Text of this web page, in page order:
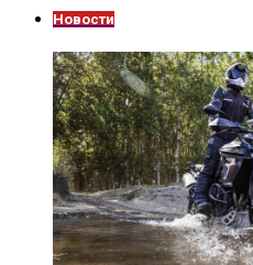
Новости